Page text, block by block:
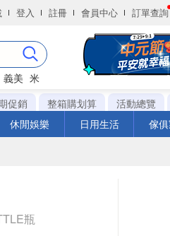
登入 註冊 會員中心 訂單查詢
義美 米
促銷 整箱購划算 活動總覽
休閒娛樂 日用生活 傢
瓶